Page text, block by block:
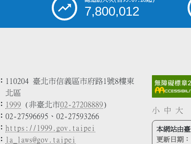
7,800,012
110204 臺北市信義區市府路1號8樓東
北區
1999 (非臺北市02-27208889)
02-27596695、02-27593266
https://1999.gov.taipei
la_laws@gov.taipei
小 中 大
本網站由
更新日期：